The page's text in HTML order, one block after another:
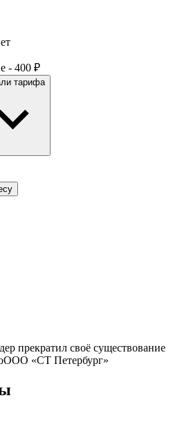
- 400 ₽
тарифа
прекратил своё существование
ООО «СТ Петербург»